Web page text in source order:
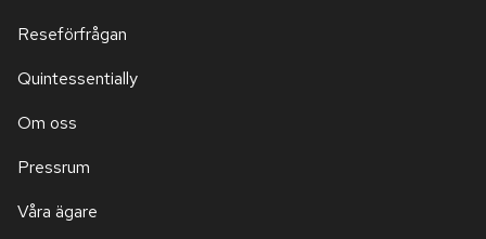
Reseförfrågan
Quintessentially
Om oss
Pressrum
Våra ägare